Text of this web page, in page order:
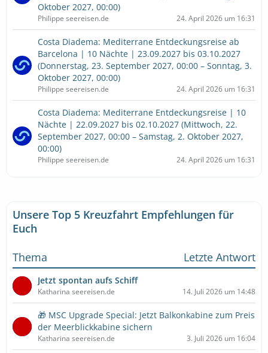
Oktober 2027, 00:00)
Philippe seereisen.de 24. April 2026 um 16:31
Costa Diadema: Mediterrane Entdeckungsreise ab
Barcelona | 10 Nächte | 23.09.2027 bis 03.10.2027
(Donnerstag, 23. September 2027, 00:00 – Sonntag, 3.
Oktober 2027, 00:00)
Philippe seereisen.de 24. April 2026 um 16:31
Costa Diadema: Mediterrane Entdeckungsreise | 10
Nächte | 22.09.2027 bis 02.10.2027 (Mittwoch, 22.
September 2027, 00:00 – Samstag, 2. Oktober 2027,
00:00)
Philippe seereisen.de 24. April 2026 um 16:31
Unsere Top 5 Kreuzfahrt Empfehlungen für
Euch
Thema
Letzte Antwort
Jetzt spontan aufs Schiff
Katharina seereisen.de 14. Juli 2026 um 14:48
🎁 MSC Upgrade Special: Jetzt Balkonkabine zum Preis
der Meerblickkabine sichern
Katharina seereisen.de 3. Juli 2026 um 16:04